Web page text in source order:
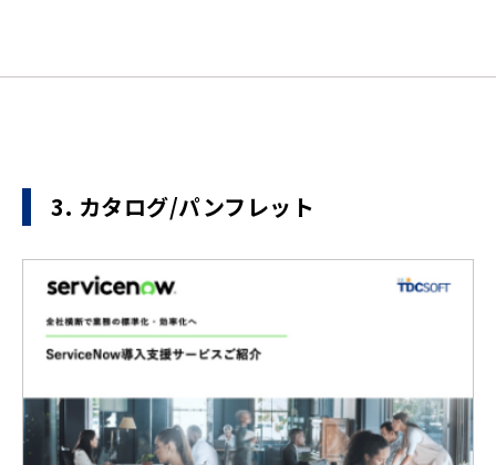
3. カタログ/パンフレット